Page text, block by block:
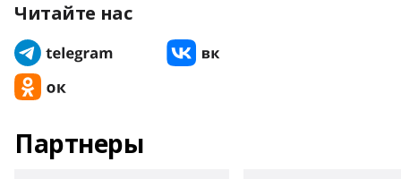
Читайте нас
Партнеры